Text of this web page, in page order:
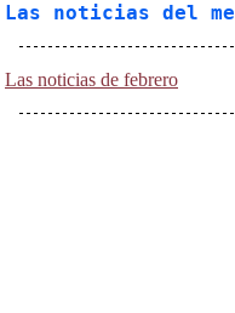
Las noticias del
Las noticias de febrero